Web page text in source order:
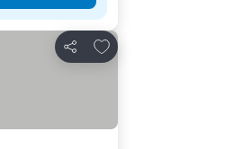
Partilhar
Adicionar aos favoritos